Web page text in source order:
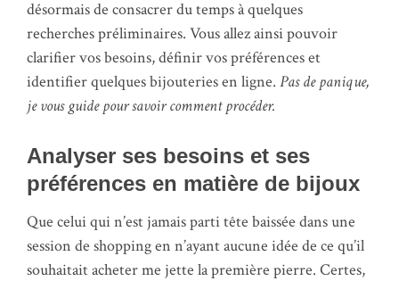
désormais de consacrer du temps à quelques
recherches préliminaires. Vous allez ainsi pouvoir
clarifier vos besoins, définir vos préférences et
identifier quelques bijouteries en ligne. Pas de panique,
je vous guide pour savoir comment procéder.
Analyser ses besoins et ses
préférences en matière de bijoux
Que celui qui n’est jamais parti tête baissée dans une
session de shopping en n’ayant aucune idée de ce qu’il
souhaitait acheter me jette la première pierre. Certes,